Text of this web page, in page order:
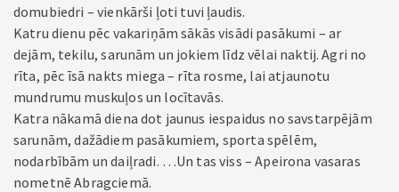
domubiedri – vienkārši ļoti tuvi ļaudis.
Katru dienu pēc vakariņām sākās visādi pasākumi – ar
dejām, tekilu, sarunām un jokiem līdz vēlai naktij. Agri no
rīta, pēc īsā nakts miega – rīta rosme, lai atjaunotu
mundrumu muskuļos un locītavās.
Katra nākamā diena dot jaunus iespaidus no savstarpējām
sarunām, dažādiem pasākumiem, sporta spēlēm,
nodarbībām un daiļradi. …Un tas viss – Apeirona vasaras
nometnē Abragciemā.